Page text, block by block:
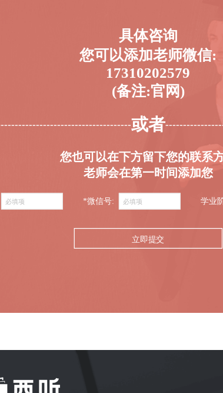
具体咨询
您可以添加老师微信:
17310202579
(备注:官网)
或者
您也可以在下方留下您的联系
老师会在第一时间添加您
*微信号: 学业
立即提交